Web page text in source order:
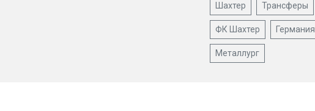
Шахтер Трансферы
ФК Шахтер Германия
Металлург